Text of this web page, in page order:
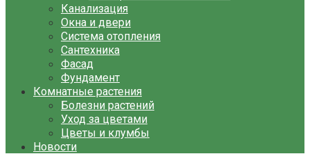
Канализация
Окна и двери
Система отопления
Сантехника
Фасад
Фундамент
Комнатные растения
Болезни растений
Уход за цветами
Цветы и клумбы
Новости